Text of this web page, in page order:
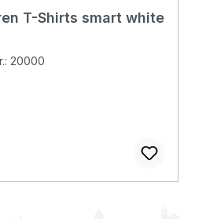
T-Shirts smart white
20000